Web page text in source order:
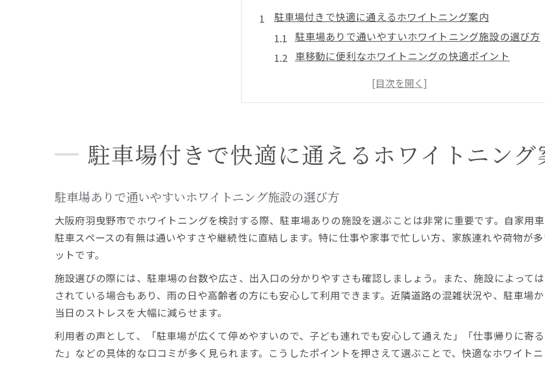
駐車場付きで快適に通えるホワイトニング案内
駐車場ありで通いやすいホワイトニング施設の選び方
車移動に便利なホワイトニングの快適ポイント
ホワイトニング施術と駐車スペースの利便性について
羽曳野市で駐車場付きホワイトニングが選ばれる理由
美白ケア継続に大切なホワイトニング施設とは
仕事帰りも安心なホワイトニング施設の特徴
羽曳野市で快適なホワイトニング体験をするコツ
スムーズ通院が叶うホワイトニングの時短テクニック
忙しい人こそ駐車場あり施設でホワイトニング習慣
効率的なホワイトニング継続のポイント紹介
予約制駐車場付きホワイトニングのメリット解説
駐車場付きで快適に通えるホワイトニング
駐車場ありで通いやすいホワイトニング施設の選び方
大阪府羽曳野市でホワイトニングを検討する際、駐車場ありの施設を選ぶことは非常に重要です。自家用
駐車スペースの有無は通いやすさや継続性に直結します。特に仕事や家事で忙しい方、家族連れや荷物が
ットです。
施設選びの際には、駐車場の台数や広さ、出入口の分かりやすさも確認しましょう。また、施設によって
されている場合もあり、雨の日や高齢者の方にも安心して利用できます。近隣道路の混雑状況や、駐車場
当日のストレスを大幅に減らせます。
利用者の声として、「駐車場が広くて停めやすいので、子ども連れでも安心して通えた」「仕事帰りに寄
た」などの具体的な口コミが多く見られます。こうしたポイントを押さえて選ぶことで、快適なホワイトニ